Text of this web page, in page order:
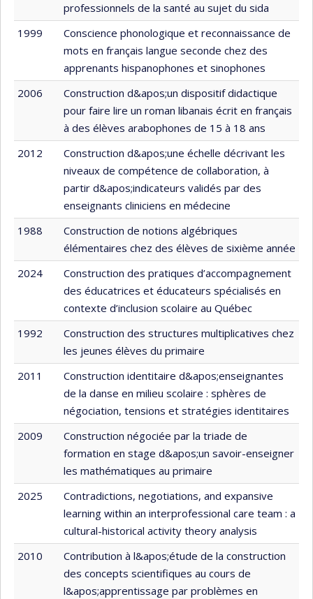
professionnels de la santé au sujet du sida
1999
Conscience phonologique et reconnaissance de
mots en français langue seconde chez des
apprenants hispanophones et sinophones
2006
Construction d&apos;un dispositif didactique
pour faire lire un roman libanais écrit en français
à des élèves arabophones de 15 à 18 ans
2012
Construction d&apos;une échelle décrivant les
niveaux de compétence de collaboration, à
partir d&apos;indicateurs validés par des
enseignants cliniciens en médecine
1988
Construction de notions algébriques
élémentaires chez des élèves de sixième année
2024
Construction des pratiques d’accompagnement
des éducatrices et éducateurs spécialisés en
contexte d’inclusion scolaire au Québec
1992
Construction des structures multiplicatives chez
les jeunes élèves du primaire
2011
Construction identitaire d&apos;enseignantes
de la danse en milieu scolaire : sphères de
négociation, tensions et stratégies identitaires
2009
Construction négociée par la triade de
formation en stage d&apos;un savoir-enseigner
les mathématiques au primaire
2025
Contradictions, negotiations, and expansive
learning within an interprofessional care team : a
cultural-historical activity theory analysis
2010
Contribution à l&apos;étude de la construction
des concepts scientifiques au cours de
l&apos;apprentissage par problèmes en